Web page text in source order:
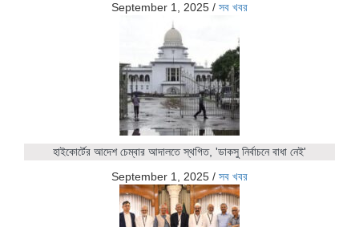
September 1, 2025 / সব খবর
হাইকোর্টের আদেশ চেম্বার আদালতে স্থগিত, 'ডাকসু নির্বাচনে বাধা নেই'
September 1, 2025 / সব খবর